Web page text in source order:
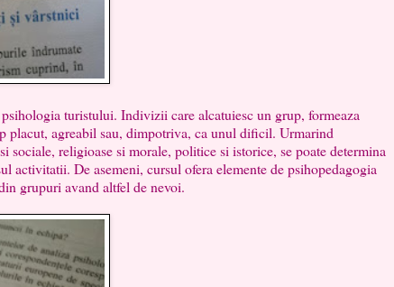
turistului. Indivizii care alcatuiesc un grup, formeaza
placut, agreabil sau, dimpotriva, ca unul dificil. Urmarind
sociale, religioase si morale, politice si istorice, se poate determina
activitatii. De asemeni, cursul ofera elemente de psihopedagogia
grupuri avand altfel de nevoi.